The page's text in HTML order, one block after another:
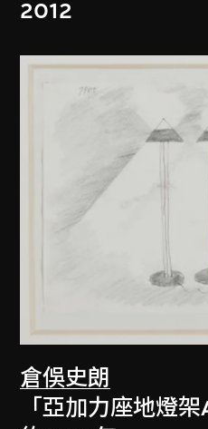
2012
倉俁史朗
「亞加力座地燈